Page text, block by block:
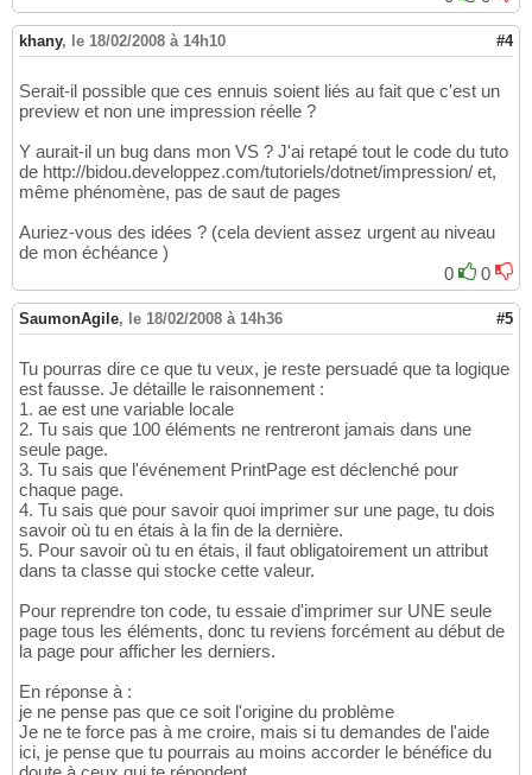
khany, le 18/02/2008 à 14h10 #4
Serait-il possible que ces ennuis soient liés au fait que c'est un
preview et non une impression réelle ?
Y aurait-il un bug dans mon VS ? J'ai retapé tout le code du tuto
de http://bidou.developpez.com/tutoriels/dotnet/impression/ et,
même phénomène, pas de saut de pages
Auriez-vous des idées ? (cela devient assez urgent au niveau
de mon échéance )
0
0
SaumonAgile, le 18/02/2008 à 14h36 #5
Tu pourras dire ce que tu veux, je reste persuadé que ta logique
est fausse. Je détaille le raisonnement :
1. ae est une variable locale
2. Tu sais que 100 éléments ne rentreront jamais dans une
seule page.
3. Tu sais que l'événement PrintPage est déclenché pour
chaque page.
4. Tu sais que pour savoir quoi imprimer sur une page, tu dois
savoir où tu en étais à la fin de la dernière.
5. Pour savoir où tu en étais, il faut obligatoirement un attribut
dans ta classe qui stocke cette valeur.
Pour reprendre ton code, tu essaie d'imprimer sur UNE seule
page tous les éléments, donc tu reviens forcément au début de
la page pour afficher les derniers.
En réponse à :
je ne pense pas que ce soit l'origine du problème
Je ne te force pas à me croire, mais si tu demandes de l'aide
ici, je pense que tu pourrais au moins accorder le bénéfice du